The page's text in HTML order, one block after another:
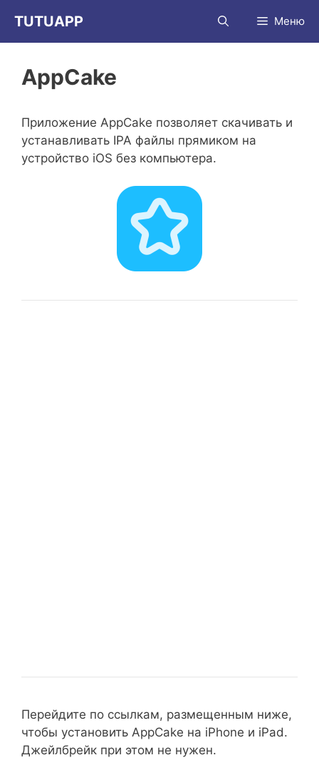
содержимому
TUTUAPP Меню
AppCake
Приложение AppCake позволяет скачивать и
устанавливать IPA файлы прямиком на
устройство iOS без компьютера.
Перейдите по ссылкам, размещенным ниже,
чтобы установить AppCake на iPhone и iPad.
Джейлбрейк при этом не нужен.